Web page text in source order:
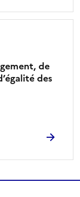
de
des